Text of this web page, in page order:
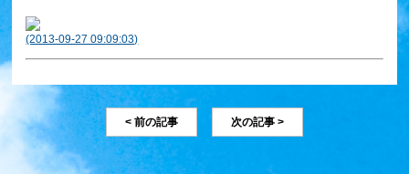
(2013-09-27 09:09:03)
< 前の記事 次の記事 >